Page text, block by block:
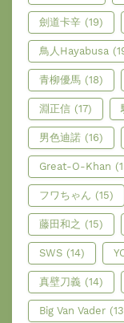
劍道卡辛 (19)
鳥人Hayabusa
青柳優馬 (18)
淵正信 (17)
男色迪諾 (16)
Great-O-Khan
フワちゃん (15)
藤田和之 (15)
SWS (14)
真壁刀義 (14)
Big Van Vader